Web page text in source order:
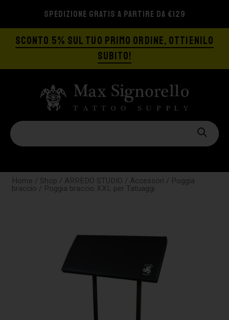
SPEDIZIONE GRATIS A PARTIRE DA €129
SCONTO 5% SUL TUO PRIMO ORDINE, OTTIENILO
SUBITO!
Home / Shop / ARREDO STUDIO / Accessori / Poggia
braccio / Poggia braccio XXL per Tatuaggi